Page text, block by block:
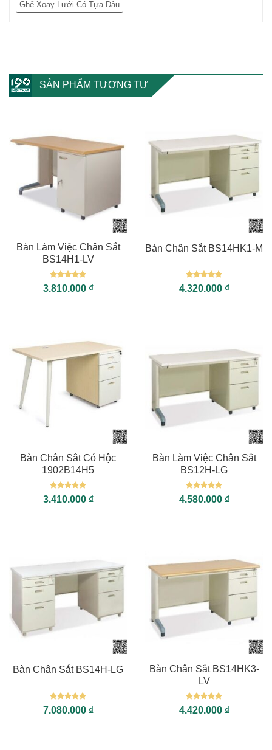
Ghế Xoay Lưới Có Tựa Đầu
SẢN PHẨM TƯƠNG TỰ
Bàn Làm Việc Chân Sắt
BS14H1-LV
Được xếp
hạng55
3.810.000 ₫
Bàn Chân Sắt BS14HK1-M
Được xếp
hạng55
4.320.000 ₫
Bàn Chân Sắt Có Hộc
1902B14H5
Được xếp
hạng55
3.410.000 ₫
Bàn Làm Việc Chân Sắt
BS12H-LG
Được xếp
hạng55
4.580.000 ₫
Bàn Chân Sắt BS14H-LG
Được xếp
hạng55
7.080.000 ₫
Bàn Chân Sắt BS14HK3-
LV
Được xếp
hạng55
4.420.000 ₫